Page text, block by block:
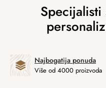
Najbogatija ponuda
Više od 4000 proizvoda